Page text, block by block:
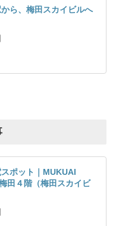
ら、梅田スカイビルへ
ポット｜MUKUAI
田４階（梅田スカイビ